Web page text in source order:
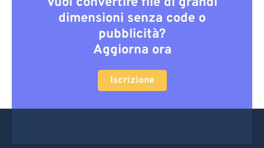
dimensioni senza code o
pubblicità?
Aggiorna ora
Iscrizione